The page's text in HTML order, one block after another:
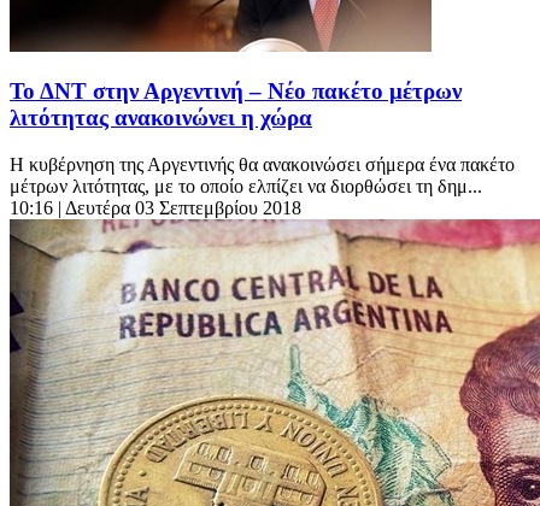
Το ΔΝΤ στην Αργεντινή – Νέο πακέτο μέτρων
λιτότητας ανακοινώνει η χώρα
Η κυβέρνηση της Αργεντινής θα ανακοινώσει σήμερα ένα πακέτο
μέτρων λιτότητας, με το οποίο ελπίζει να διορθώσει τη δημ...
10:16 | Δευτέρα 03 Σεπτεμβρίου 2018